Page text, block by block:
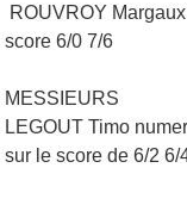
ROUVROY
score 6/0 7/6
MESSIEURS
LEGOUT Timo
sur le score de 6/2 6/